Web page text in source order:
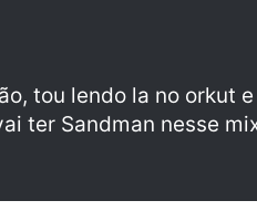
tou lendo la no orkut
ter Sandman nesse